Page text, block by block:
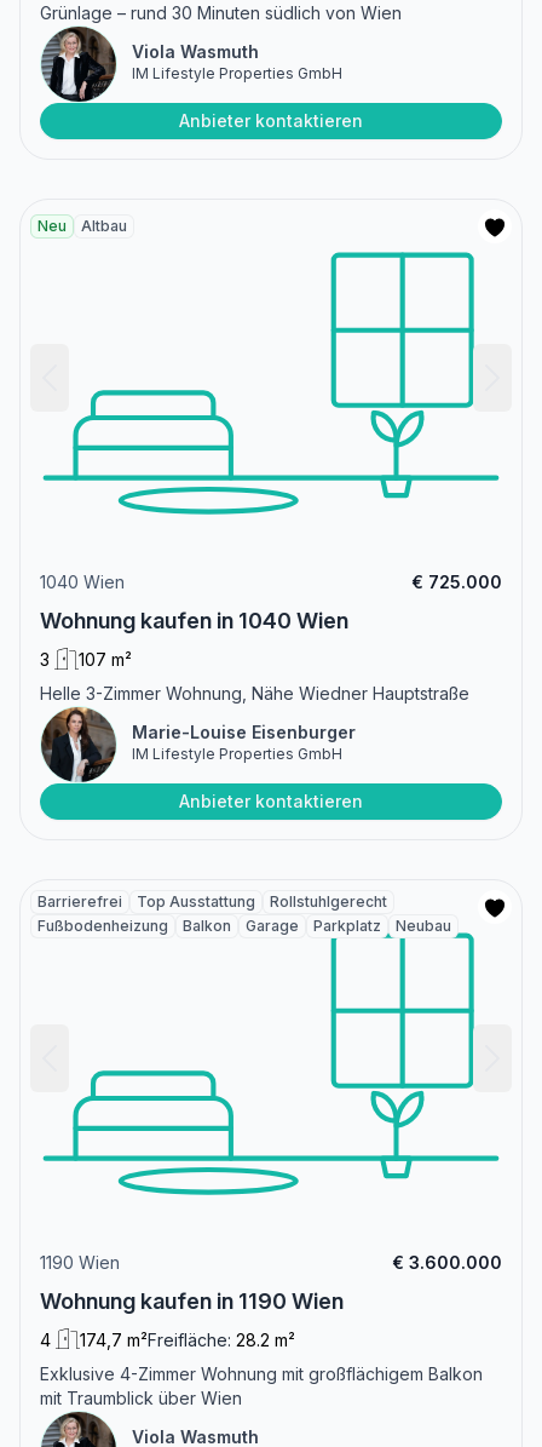
Grünlage – rund 30 Minuten südlich von Wien
Viola Wasmuth
IM Lifestyle Properties GmbH
Anbieter kontaktieren
Neu Altbau
1040 Wien € 725.000
Wohnung kaufen in 1040 Wien
3
107 m²
Helle 3-Zimmer Wohnung, Nähe Wiedner Hauptstraße
Marie-Louise Eisenburger
IM Lifestyle Properties GmbH
Anbieter kontaktieren
Barrierefrei Top Ausstattung
Rollstuhlgerecht
Fußbodenheizung
Balkon Garage Parkplatz Neubau
1190 Wien € 3.600.000
Wohnung kaufen in 1190 Wien
4 174,7 m²Freifläche: 28.2 m²
Exklusive 4-Zimmer Wohnung mit großflächigem Balkon
mit Traumblick über Wien
Viola Wasmuth